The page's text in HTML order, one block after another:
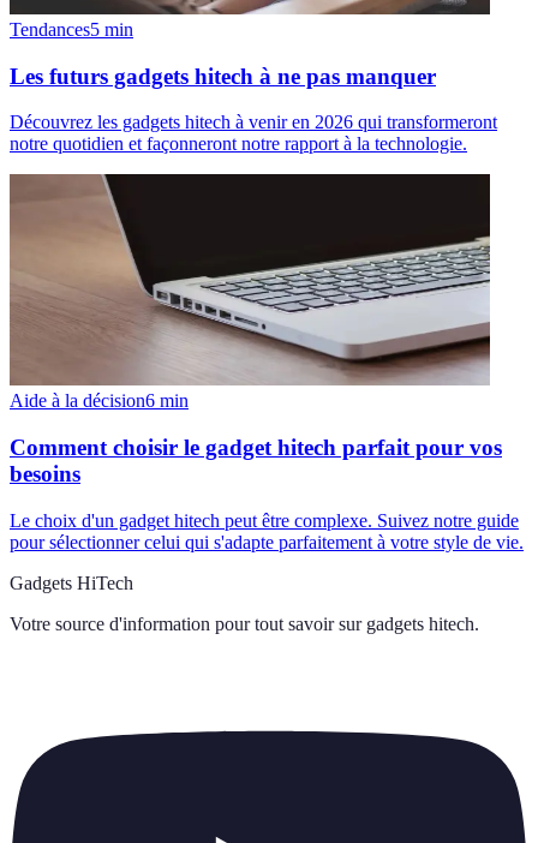
Tendances5 min
Les futurs gadgets hitech à ne pas manquer
Découvrez les gadgets hitech à venir en 2026 qui transformeront
notre quotidien et façonneront notre rapport à la technologie.
Aide à la décision6 min
Comment choisir le gadget hitech parfait pour vos
besoins
Le choix d'un gadget hitech peut être complexe. Suivez notre guide
pour sélectionner celui qui s'adapte parfaitement à votre style de vie.
Gadgets HiTech
Votre source d'information pour tout savoir sur gadgets hitech.